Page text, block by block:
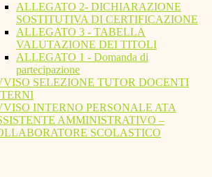
ALLEGATO 2- DICHIARAZIONE
SOSTITUTIVA DI CERTIFICAZIONE
ALLEGATO 3 - TABELLA
VALUTAZIONE DEI TITOLI
ALLEGATO 1 - Domanda di
partecipazione
SELEZIONE TUTOR DOCENTI
INTERNO PERSONALE ATA
AMMINISTRATIVO –
SCOLASTICO